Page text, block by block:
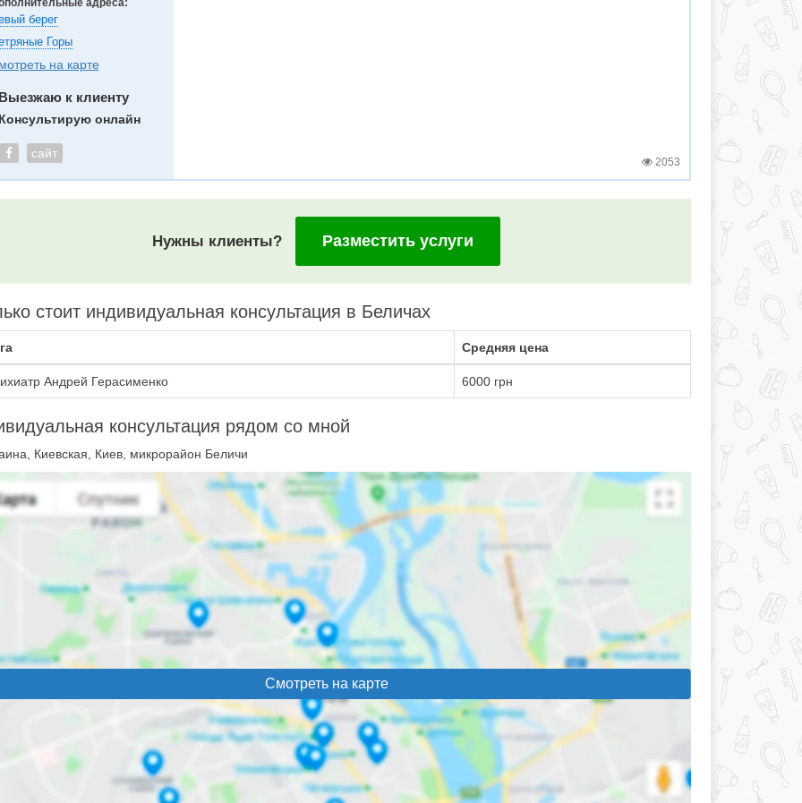
адреса:
берег
Горы
на карте
к клиенту
онлайн
сайт
2053
Нужны клиенты? Разместить услуги
стоит индивидуальная консультация в Беличах
Средняя цена
Андрей Герасименко 6000 грн
консультация рядом со мной
Киевская, Киев, микрорайон Беличи
Смотреть на карте